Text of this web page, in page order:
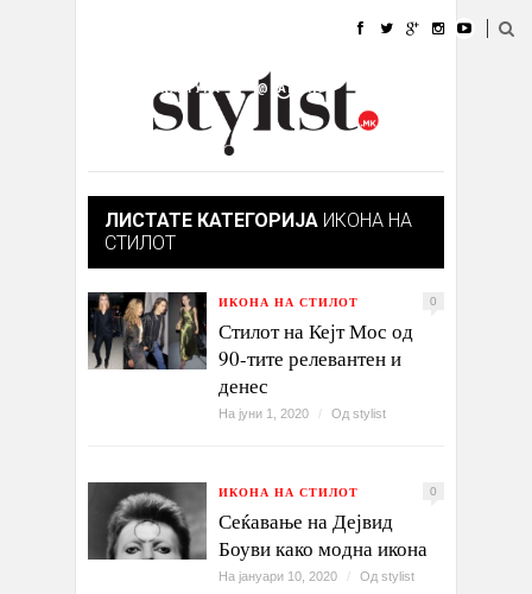
УБАВИНА
КУЛТУРА @РАБОТА
ИЗЛОГ
ЛИСТАТЕ КАТЕГОРИЈА ИКОНА НА
СТИЛОТ
ИКОНА НА СТИЛОТ 0
Стилот на Кејт Мос од
90-тите релевантен и
денес
На јуни 1, 2020 / Од stylist
ИКОНА НА СТИЛОТ 0
Сеќавање на Дејвид
Боуви како модна икона
На јануари 10, 2020 / Од stylist